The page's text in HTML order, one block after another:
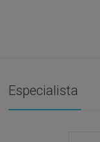
Especialista